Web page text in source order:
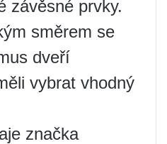
závěsné prvky.
směrem se
dveří
vybrat vhodný
značka